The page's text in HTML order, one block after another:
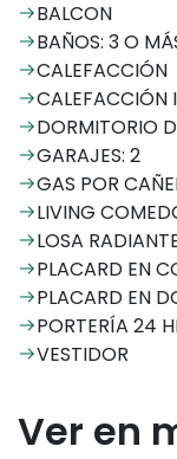
BALCON
BAÑOS: 3 O
CALEFACCIÓN
CALEFACCIÓN
DORMITORIO
GARAJES: 2
GAS POR
LIVING
LOSA
PLACARD EN
PLACARD EN
PORTERÍA 24
VESTIDOR
Ver en